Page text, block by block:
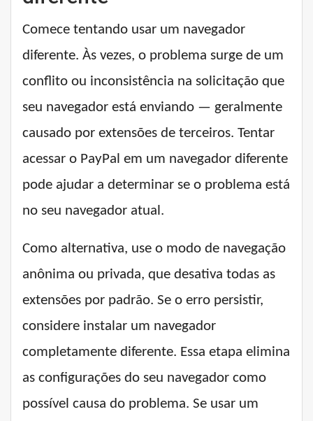
Comece tentando usar um navegador
diferente. Às vezes, o problema surge de um
conflito ou inconsistência na solicitação que
seu navegador está enviando — geralmente
causado por extensões de terceiros. Tentar
acessar o PayPal em um navegador diferente
pode ajudar a determinar se o problema está
no seu navegador atual.
Como alternativa, use o modo de navegação
anônima ou privada, que desativa todas as
extensões por padrão. Se o erro persistir,
considere instalar um navegador
completamente diferente. Essa etapa elimina
as configurações do seu navegador como
possível causa do problema. Se usar um